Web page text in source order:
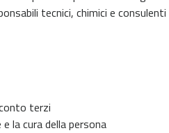
tecnici, chimici e consulenti
terzi
la cura della persona